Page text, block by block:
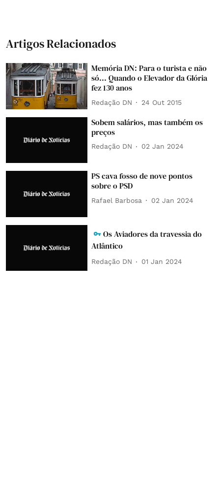
Artigos Relacionados
Memória DN: Para o turista e não
só... Quando o Elevador da Glória
fez 130 anos
Redação DN 24 Out 2015
Sobem salários, mas também os
preços
Redação DN 02 Jan 2024
PS cava fosso de nove pontos
sobre o PSD
Rafael Barbosa 02 Jan 2024
Os Aviadores da travessia do
Atlântico
Redação DN 01 Jan 2024